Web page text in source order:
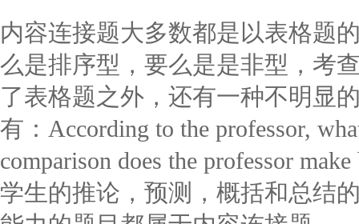
内容连接题大多数都是以表格题
么是排序型，要么是是非型，考
了表格题之外，还有一种不明显
有：According to the professor,
comparison does the professor
学生的推论，预测，概括和总结